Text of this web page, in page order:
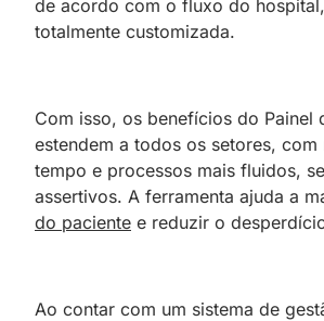
de acordo com o fluxo do
totalmente customizada.
Com isso, os benefícios do Painel
estendem a todos os setores, com
tempo e processos mais fluidos,
assertivos. A ferramenta ajuda a
do paciente e reduzir o
Ao contar com um sistema de